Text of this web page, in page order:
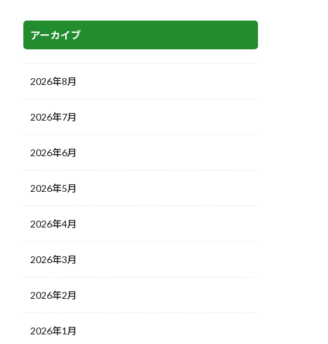
アーカイブ
2026年8月
2026年7月
2026年6月
2026年5月
2026年4月
2026年3月
2026年2月
2026年1月